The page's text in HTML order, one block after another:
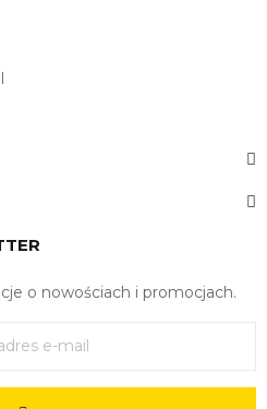
o nowościach i promocjach.